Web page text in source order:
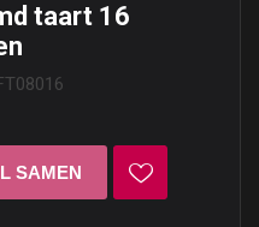
taart 16